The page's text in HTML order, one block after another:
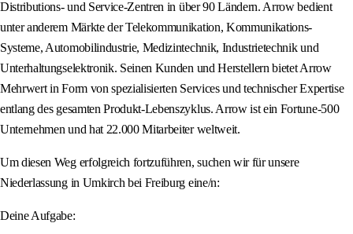
Distributions- und Service-Zentren in über 90 Ländern. Arrow bedient
unter anderem Märkte der Telekommunikation, Kommunikations-
Systeme, Automobilindustrie, Medizintechnik, Industrietechnik und
Unterhaltungselektronik. Seinen Kunden und Herstellern bietet Arrow
Mehrwert in Form von spezialisierten Services und technischer Expertise
entlang des gesamten Produkt-Lebenszyklus. Arrow ist ein Fortune-500
Unternehmen und hat 22.000 Mitarbeiter weltweit.
Um diesen Weg erfolgreich fortzuführen, suchen wir für unsere
Niederlassung in Umkirch bei Freiburg eine/n:
Deine Aufgabe: